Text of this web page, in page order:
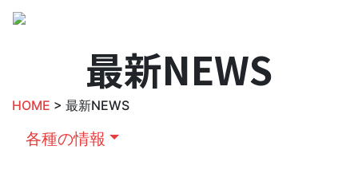
最新NEWS
HOME > 最新NEWS
各種の情報